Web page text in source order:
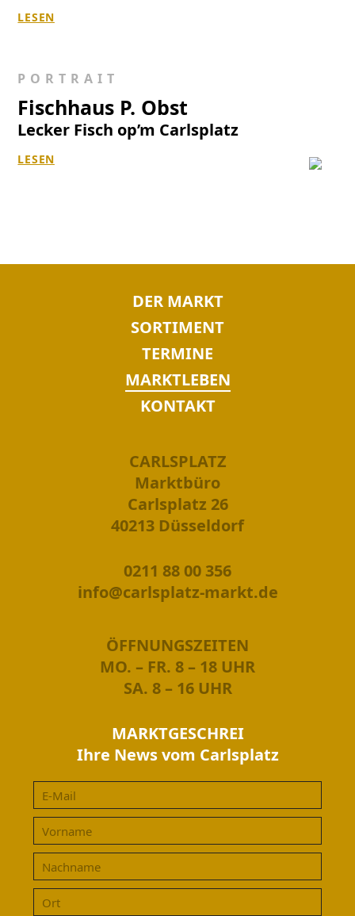
LESEN
PORTRAIT
Fischhaus P. Obst
Lecker Fisch op’m Carlsplatz
LESEN
NAVIGATION
ÜBERSPRINGEN
DER MARKT
SORTIMENT
TERMINE
MARKTLEBEN
KONTAKT
CARLSPLATZ
Marktbüro
Carlsplatz 26
40213 Düsseldorf
0211 88 00 356
info@carlsplatz-markt.de
ÖFFNUNGSZEITEN
MO. – FR. 8 – 18 UHR
SA. 8 – 16 UHR
MARKTGESCHREI
Ihre News vom Carlsplatz